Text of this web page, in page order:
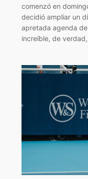
comenzó en
decidió ampliar un
apretada agenda
increíble, de